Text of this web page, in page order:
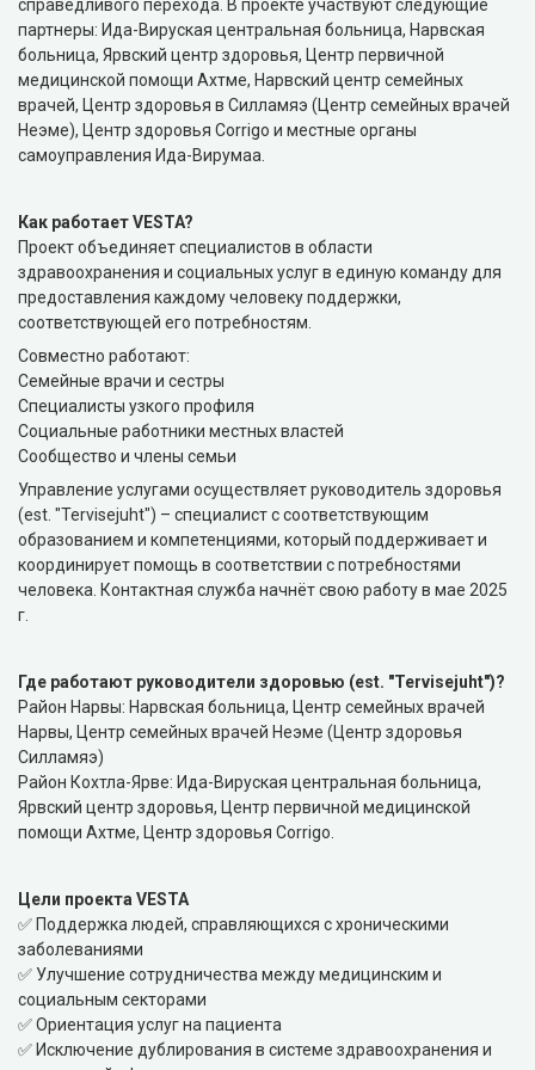
справедливого перехода. В проекте участвуют следующие
партнеры: Ида-Вируская центральная больница, Нарвская
больница, Ярвский центр здоровья, Центр первичной
медицинской помощи Ахтме, Нарвский центр семейных
врачей, Центр здоровья в Силламяэ (Центр семейных врачей
Неэме), Центр здоровья Corrigo и местные органы
самоуправления Ида-Вирумаа.
Как работает VESTA?
Проект объединяет специалистов в области
здравоохранения и социальных услуг в единую команду для
предоставления каждому человеку поддержки,
соответствующей его потребностям.
Совместно работают:
Семейные врачи и сестры
Специалисты узкого профиля
Социальные работники местных властей
Сообщество и члены семьи
Управление услугами осуществляет руководитель здоровья
(est. "Tervisejuht") – специалист с соответствующим
образованием и компетенциями, который поддерживает и
координирует помощь в соответствии с потребностями
человека. Контактная служба начнёт свою работу в мае 2025
г.
Где работают руководители здоровью (est. "Tervisejuht")?
Район Нарвы: Нарвская больница, Центр семейных врачей
Нарвы, Центр семейных врачей Неэме (Центр здоровья
Силламяэ)
Район Кохтла-Ярве: Ида-Вируская центральная больница,
Ярвский центр здоровья, Центр первичной медицинской
помощи Ахтме, Центр здоровья Corrigo.
Цели проекта VESTA
✅ Поддержка людей, справляющихся с хроническими
заболеваниями
✅ Улучшение сотрудничества между медицинским и
социальным секторами
✅ Ориентация услуг на пациента
✅ Исключение дублирования в системе здравоохранения и